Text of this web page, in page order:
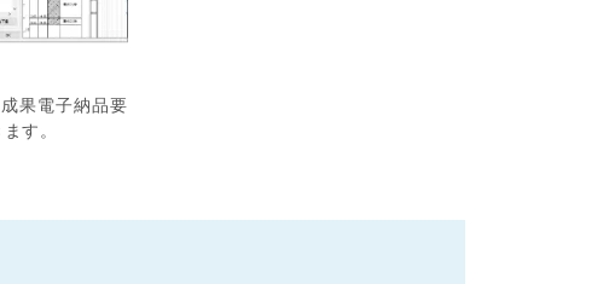
果電子納品要
す。